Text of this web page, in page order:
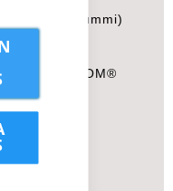
gummi)
löstagbar
20% BLOOM®